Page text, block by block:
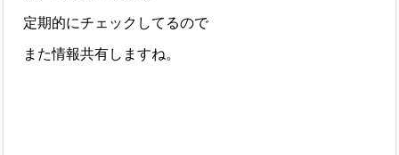
定期的にチェックしてるので
また情報共有しますね。